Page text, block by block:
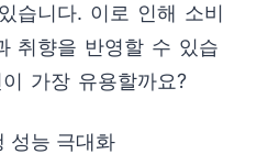
습니다. 이로 인해 소비
취향을 반영할 수 있습
가장 유용할까요?
성능 극대화